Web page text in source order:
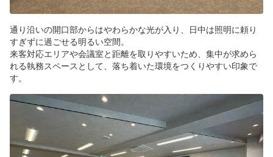
通り沿いの開口部からはやわらかな光が入り、日中は照明に頼り
すぎずに過ごせる明るい空間。
来客対応エリアや会議室と距離を取りやすいため、集中が求めら
れる執務スペースとして、落ち着いた環境をつくりやすい印象で
す。